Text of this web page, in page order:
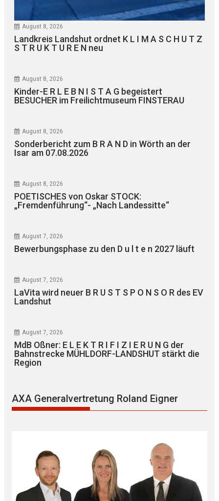
August 8, 2026
Landkreis Landshut ordnet K L I M A S C H U T Z
S T R U K T U R E N neu
August 8, 2026
Kinder-E R L E B N I S T A G begeistert
BESUCHER im Freilichtmuseum FINSTERAU
August 8, 2026
Sonderbericht zum B R A N D in Wörth an der
Isar am 07.08.2026
August 8, 2026
POETISCHES von Oskar STOCK:
„Fremdenführung“- „Nach Landessitte“
August 7, 2026
Bewerbungsphase zu den D u l t e n 2027 läuft
August 7, 2026
LaVita wird neuer B R U S T S P O N S O R des EV
Landshut
August 7, 2026
MdB Oßner: E L E K T R I F I Z I E R U N G der
Bahnstrecke MÜHLDORF-LANDSHUT stärkt die
Region
AXA Generalvertretung Roland Eigner